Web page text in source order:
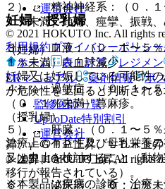
妊婦・授乳婦
（妊婦）
妊婦又は妊娠している可能性
が危険性を上回ると判断され
（授乳婦）
治療上の有益性及び母乳栄養
又は中止を検討すること（動
移行が報告されている）。
２）． 精神神経系：（０．１
１％未満）頭痛、痙攣、振戦、
３）． 血液：（０．１〜５％
１％未満）白血球減少。
４）． 過敏症：（０．１〜５
（０．１％未満）蕁麻疹。
５）． 肝臓：（０．１〜５
昇、γ−ＧＴＰ上昇、ＬＤＨ上
ン上昇、Ａｌ−Ｐ上昇。
６）． 泌尿器：（０．１％未
運営会社
© 2021 HOKUTO Inc. All rights
利用規約プライバシーポリシー
ホーム
表・計算 レジメン
ERマニュアル
薬剤情報 ポ
監修医師一覧
UpToDate特別割引
運営会社
© 2021 HOKUTO Inc. All rights
※本製品は疾病の診断・治療